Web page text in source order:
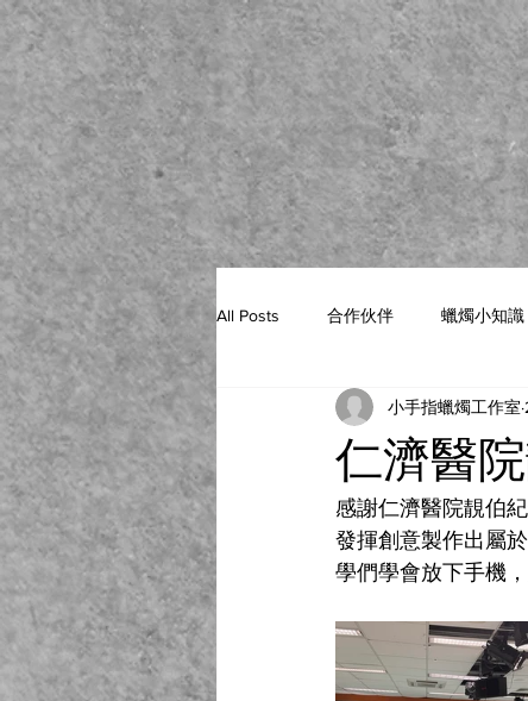
All Posts 合作伙伴 蠟燭小知識
仁濟醫
小手指蠟燭工作室
感謝仁濟醫院靚伯
發揮創意製作出屬
學們學會放下手機